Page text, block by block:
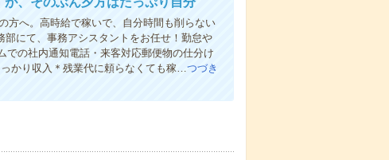
方へ。高時給で稼いで、自分時間も削らない
にて、事務アシスタントをお任せ！勤怠や
の社内通知電話・来客対応郵便物の仕分け
かり収入＊残業代に頼らなくても稼…つづき